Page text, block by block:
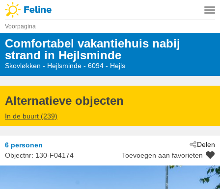
Voorpagina
Comfortabel vakantiehuis nabij
strand in Hejlsminde
Skovløkken - Hejlsminde - 6094 - Hejls
Alternatieve objecten
In de buurt (239)
Delen
6 personen
Objectnr: 130-F04174 Toevoegen aan favorieten